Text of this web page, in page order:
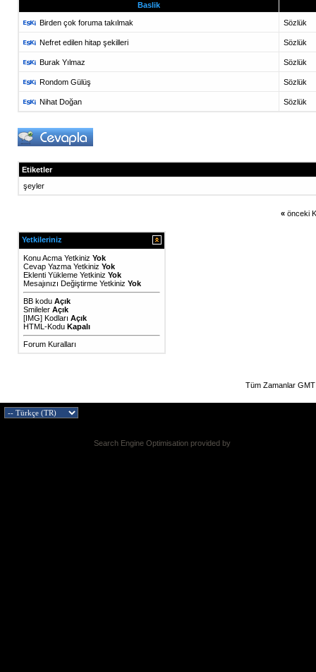
Baslik
Birden çok foruma takılmak Sözlük
Nefret edilen hitap şekilleri Sözlük
Burak Yılmaz Sözlük
Rondom Gülüş Sözlük
Nihat Doğan Sözlük
Etiketler
şeyler
« önceki
Yetkileriniz
Konu Acma Yetkiniz Yok
Cevap Yazma Yetkiniz Yok
Eklenti Yükleme Yetkiniz Yok
Mesajınızı Değiştirme Yetkiniz Yok
BB kodu Açık
Smileler Açık
[IMG] Kodları Açık
HTML-Kodu Kapalı
Forum Kuralları
Tüm Zamanlar
Search Engine Optimisation provided by